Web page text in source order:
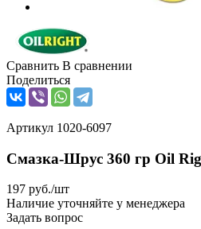
Сравнить В сравнении
Поделиться
Артикул 1020-6097
Смазка-Шрус 360 гр Oil
197 руб./шт
Наличие уточняйте у менеджера
Задать вопрос